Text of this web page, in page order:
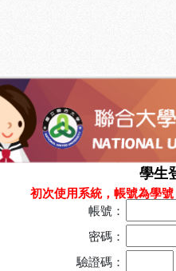
學生
初次使用系統，帳號為學
帳號：
密碼：
驗證碼：